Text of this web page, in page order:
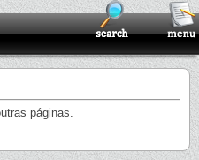
páginas.